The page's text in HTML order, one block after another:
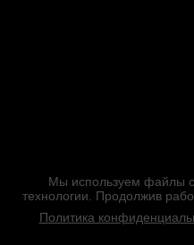
Мы используем файлы
технологии. Продолжив
Политика